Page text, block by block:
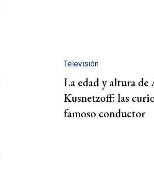
Televisión
La edad y altura de
Kusnetzoff: las
famoso conductor